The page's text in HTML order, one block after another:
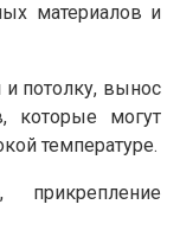
материалов и
потолку, вынос
которые могут
температуре.
прикрепление